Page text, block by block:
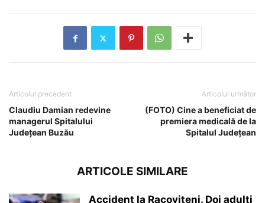
Articolul precedent
Claudiu Damian redevine
managerul Spitalului
Județean Buzău
Articolul următor
(FOTO) Cine a beneficiat de
premiera medicală de la
Spitalul Județean
ARTICOLE SIMILARE
Accident la Racovițeni. Doi adulți